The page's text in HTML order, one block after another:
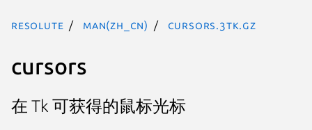
resolute man(zh_CN) cursors.3tk.gz
cursors
在 Tk 可获得的鼠标光标